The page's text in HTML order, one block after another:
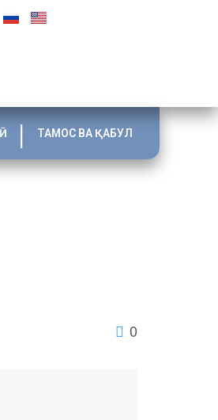
ТАМОС ВА ҚАБУЛ
0